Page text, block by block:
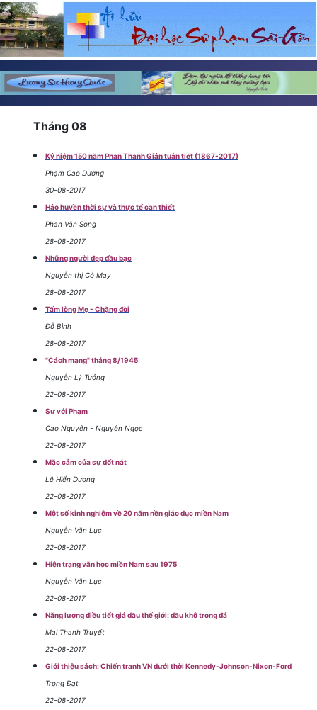
Tháng 08
Kỷ niệm 150 năm Phan Thanh Giản tuẫn tiết (1867-2017)
Phạm Cao Dương
30-08-2017
Hảo huyền thời sự và thực tế cần thiết
Phan Văn Song
28-08-2017
Những người đẹp đầu bạc
Nguyễn thị Cỏ May
28-08-2017
Tấm lòng Mẹ - Chặng đời
Đỗ Bình
28-08-2017
"Cách mạng" tháng 8/1945
Nguyễn Lý Tưởng
22-08-2017
Sư với Phạm
Cao Nguyên - Nguyên Ngọc
22-08-2017
Mặc cảm của sự dốt nát
Lê Hiển Dương
22-08-2017
Một số kinh nghiệm về 20 năm nền giáo dục miền Nam
Nguyễn Văn Lục
22-08-2017
Hiện trạng văn học miền Nam sau 1975
Nguyễn Văn Lục
22-08-2017
Năng lượng điều tiết giá dầu thế giới: dầu khô trong đá
Mai Thanh Truyết
22-08-2017
Giới thiệu sách: Chiến tranh VN dưới thời Kennedy-Johnson-Nixon-Ford
Trọng Đạt
22-08-2017